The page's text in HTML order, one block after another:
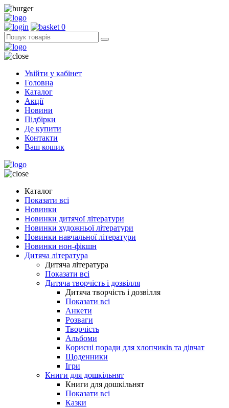
0
Увійти у кабінет
Головна
Каталог
Акції
Новини
Підбірки
Де купити
Контакти
Ваш кошик
Каталог
Показати всі
Новинки
Новинки дитячої літератури
Новинки художньої літератури
Новинки навчальної літератури
Новинки нон-фікшн
Дитяча література
Дитяча література
Показати всі
Дитяча творчість і дозвілля
Дитяча творчість і дозвілля
Показати всі
Анкети
Розваги
Творчість
Альбоми
Корисні поради для хлопчиків та дівчат
Щоденники
Ігри
Книги для дошкільнят
Книги для дошкільнят
Показати всі
Казки